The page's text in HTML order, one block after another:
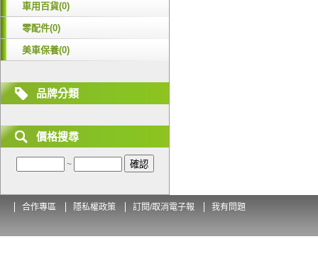
車用百貨(0)
零配件(0)
美車保養(0)
品牌分類
價格搜尋
~
合作專區 隱私權政策 訂閱/取消電子報 我有問題